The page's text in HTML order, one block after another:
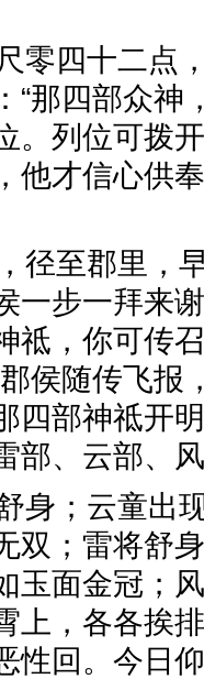
零四十二点
“那四部众神
。列位可拨
他才信心供
径至郡里，
一步一拜来
祗，你可传
侯随传飞报
四部神祗开
雷部、云部
身；云童出
双；雷将舒
玉面金冠；
上，各各挨
性回。今日